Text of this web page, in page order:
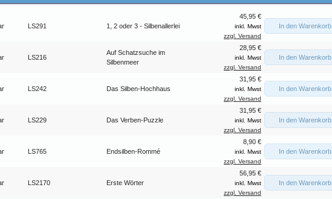
LS291 1, 2 oder 3 - Silbenallerlei
45,95 €
inkl. Mwst
zzgl. Versand
In den Warenkorb
LS216
Auf Schatzsuche im
Silbenmeer
28,95 €
inkl. Mwst
zzgl. Versand
In den Warenkorb
LS242 Das Silben-Hochhaus
31,95 €
inkl. Mwst
zzgl. Versand
In den Warenkorb
LS229 Das Verben-Puzzle
31,95 €
inkl. Mwst
zzgl. Versand
In den Warenkorb
LS765 Endsilben-Rommé
8,90 €
inkl. Mwst
zzgl. Versand
In den Warenkorb
LS2170 Erste Wörter
56,95 €
inkl. Mwst
zzgl. Versand
In den Warenkorb